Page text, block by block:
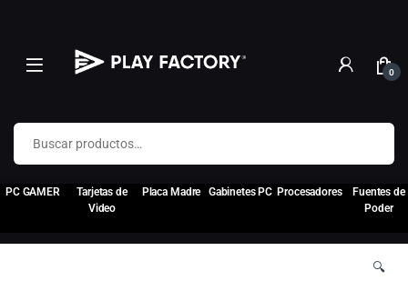
0
Buscar por:
PC GAMER
Tarjetas de
Video
Placa Madre Gabinetes PC Procesadores
Fuentes de
Poder
🔍